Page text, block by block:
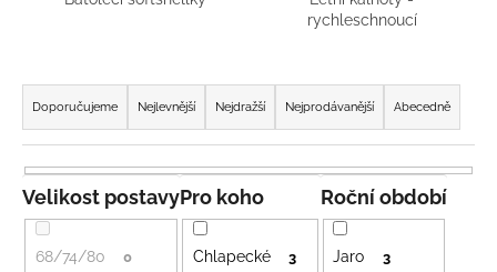
rychleschnoucí
Ř
a
z
e
n
í
p
Doporučujeme Nejlevnější Nejdražší Nejprodávanější Abecedně
Pro koho
Chlapecké 3
Roční období
Jaro 3
Velikost postavy
68/74/80 0
D
o
p